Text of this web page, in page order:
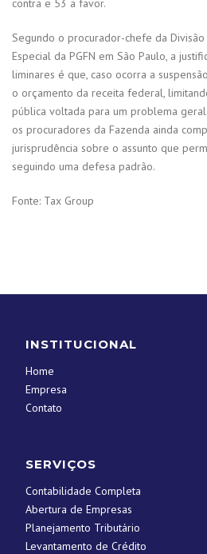
Segundo o procurador-chefe da
Especial da PGFN em São Paulo, a
liminares é que, caso ocorra a
o orçamento da receita federal,
pública voltada para um problema
os procuradores da Fazenda ainda
jurisprudência sobre o assunto que
seguindo uma defesa padrão.
Fonte: Tax Group
INSTITUCIONAL
Home
Empresa
Contato
SERVIÇOS
Contabilidade Completa
Abertura de Empresas
Planejamento Tributário
Levantamento de Crédito